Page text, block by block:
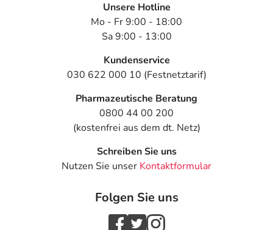
- Wassereinlagerungen in den Beinen
- Ausstülpung der Magenschleimhaut (Magenpolyp)
- Schlaflosigkeit
- Hautentzündung
- Nesselausschlag (Urtikaria) durch Medikamente
Bemerken Sie eine Befindlichkeitsstörung oder
an Ihren Arzt oder Apotheker.
Unsere Hotline
Mo - Fr 9:00 - 18:00
Sa 9:00 - 13:00
Kundenservice
030 622 000 10 (Festnetztarif)
Pharmazeutische Beratung
0800 44 00 200
(kostenfrei aus dem dt. Netz)
Schreiben Sie uns
Nutzen Sie unser Kontaktformular
Folgen Sie uns